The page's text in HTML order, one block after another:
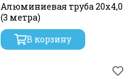
Алюминиевая труба 20x4,0
(3 метра)
В корзину